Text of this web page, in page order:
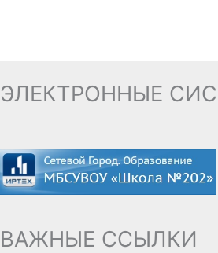
ЭЛЕКТРОННЫЕ
ВАЖНЫЕ ССЫЛКИ